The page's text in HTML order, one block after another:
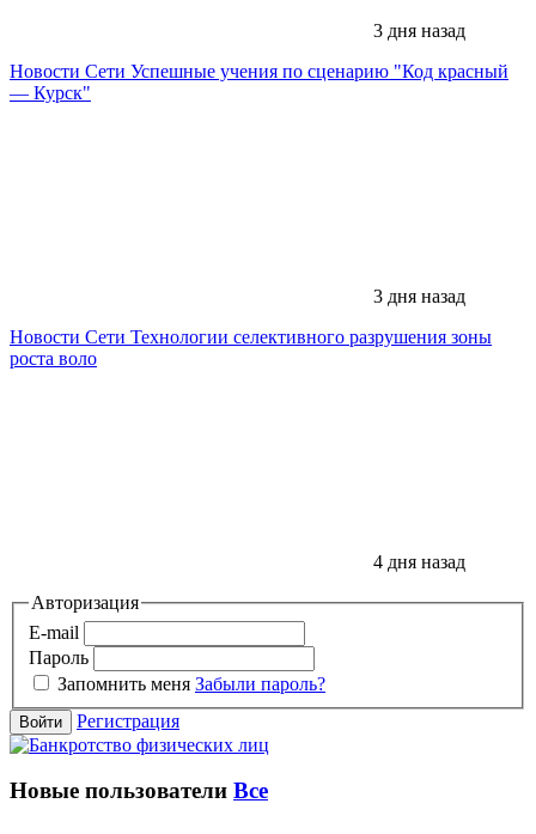
3 дня назад
Новости Сети Успешные учения по сценарию "Код красный
— Курск"
3 дня назад
Новости Сети Технологии селективного разрушения зоны
роста воло
4 дня назад
Авторизация
E-mail
Пароль
Запомнить меня Забыли пароль?
Войти Регистрация
Новые пользователи Все